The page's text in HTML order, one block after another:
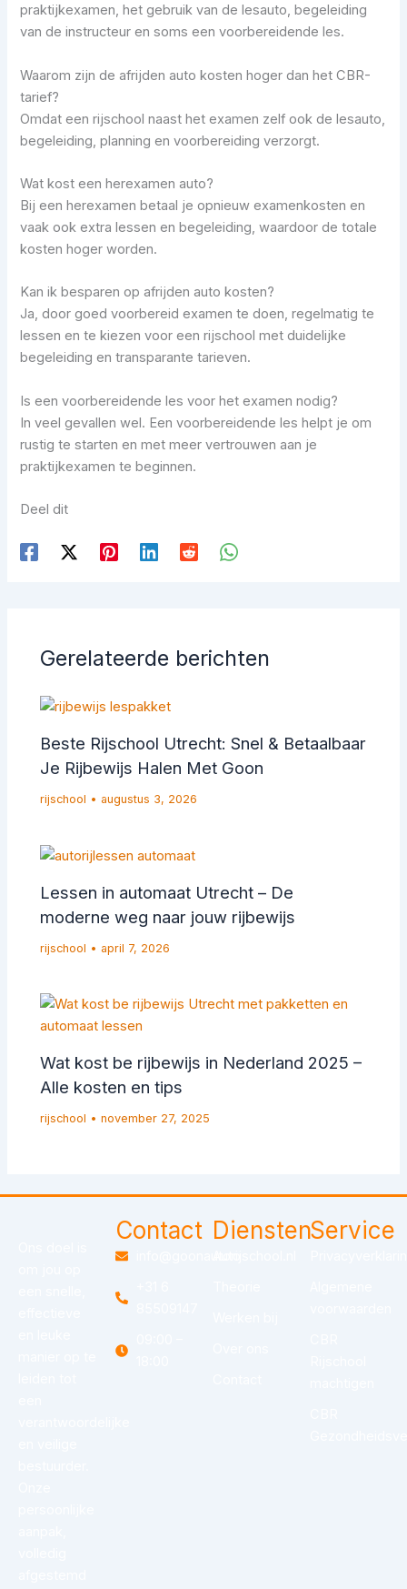
praktijkexamen, het gebruik van de lesauto, begeleiding
van de instructeur en soms een voorbereidende les.
Waarom zijn de afrijden auto kosten hoger dan het CBR-
tarief?
Omdat een rijschool naast het examen zelf ook de lesauto,
begeleiding, planning en voorbereiding verzorgt.
Wat kost een herexamen auto?
Bij een herexamen betaal je opnieuw examenkosten en
vaak ook extra lessen en begeleiding, waardoor de totale
kosten hoger worden.
Kan ik besparen op afrijden auto kosten?
Ja, door goed voorbereid examen te doen, regelmatig te
lessen en te kiezen voor een rijschool met duidelijke
begeleiding en transparante tarieven.
Is een voorbereidende les voor het examen nodig?
In veel gevallen wel. Een voorbereidende les helpt je om
rustig te starten en met meer vertrouwen aan je
praktijkexamen te beginnen.
Deel dit
Gerelateerde berichten
Beste Rijschool Utrecht: Snel & Betaalbaar
Je Rijbewijs Halen Met Goon
rijschool • augustus 3, 2026
Lessen in automaat Utrecht – De
moderne weg naar jouw rijbewijs
rijschool • april 7, 2026
Wat kost be rijbewijs in Nederland 2025 –
Alle kosten en tips
rijschool •november 27, 2025
Contact DienstenService